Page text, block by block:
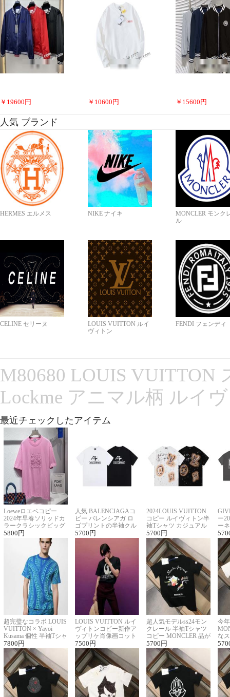
￥ 19600 円 ￥ 10600 円 ￥ 15600 円
人気 ブランド
HERMES エルメス NIKE ナイキ
MONCLER モンク
ル
CELINE セリーヌ
LOUIS VUITTON ルイ
ヴィトン
FENDI フェンディ
M80680 LOUIS VUITTON
Lockme アニマル柄 ルイ
最近チェックしたアイテム
Loeweロエベコピー
2024年早春ソリッドカ
ラークラシックビッグ
ロゴ刺繍Tシャツ
5800 円
人気 BALENCIAGAコ
ピー バレンシアガ ロ
ゴプリントの半袖クル
ーネックTシャツ
5700 円
2024LOUIS VUITTON
コピー ルイヴィトン半
袖Tシャツ カジュアル
に馴染む 2色展開
5700 円
ー
ー
ー
超完璧なコラボ LOUIS
VUITTON × Yayoi
Kusama 個性 半袖Tシャ
ツコピー男女兼用
7800 円
LOUIS VUITTON ルイ
ヴィトンコピー新作ア
ップリケ肖像画コット
ンニット半袖Tシャツ
7500 円
超人気モデルss24モン
クレール 半袖Tシャツ
コピー MONCLER 品が
良く見た目
5700 円
今
な
ル